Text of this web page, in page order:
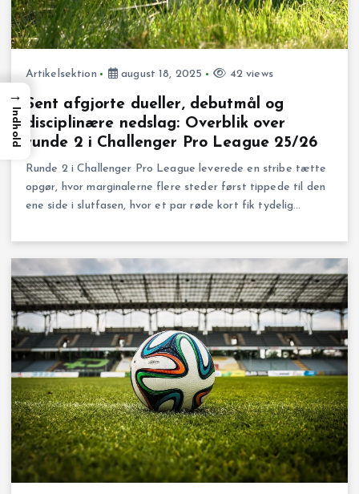
Artikelsektion august 18, 2025 42 views
Sent afgjorte dueller, debutmål og
disciplinære nedslag: Overblik over
runde 2 i Challenger Pro League 25/26
Runde 2 i Challenger Pro League leverede en stribe tætte
opgør, hvor marginalerne flere steder først tippede til den
ene side i slutfasen, hvor et par røde kort fik tydelig…
→
Indhold